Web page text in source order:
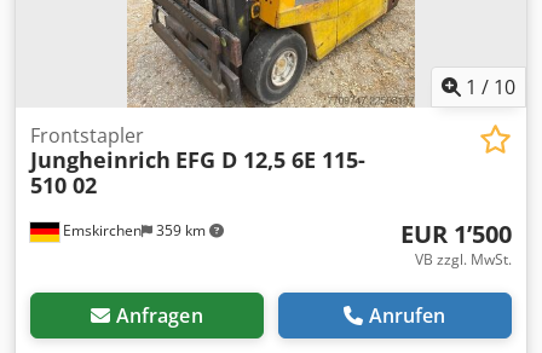
1 / 10
Emskirchen 359 km
Frontstapler
Jungheinrich EFG D 12,5 6E 115-
510 02
EUR 1’500
VB zzgl. MwSt.
Anfragen Anrufen